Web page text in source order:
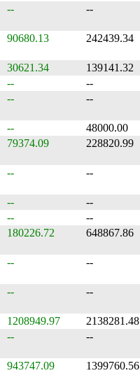
-- --
90680.13 242439.34
30621.34
139141.32
--
--
-- --
--
48000.00
79374.09 228820.99
-- --
--
--
--
--
180226.72 648867.86
-- --
-- --
1208949.97
2138281.48
-- --
943747.09 1399760.56